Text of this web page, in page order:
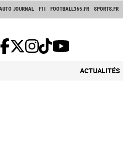
JOURNAL F1I FOOTBALL365.FR SPORTS.FR
ACTUALITÉS